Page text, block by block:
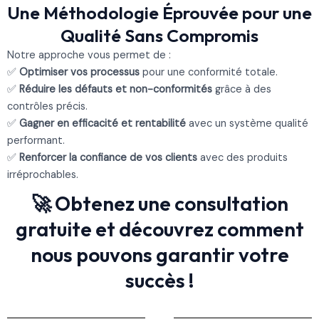
Une Méthodologie Éprouvée pour une
Qualité Sans Compromis
Notre approche vous permet de :
Optimiser vos processus pour une conformité totale.
Réduire les défauts et non-conformités grâce à des
contrôles précis.
Gagner en efficacité et rentabilité avec un système qualité
performant.
Renforcer la confiance de vos clients avec des produits
irréprochables.
Obtenez une consultation
gratuite et découvrez comment
nous pouvons garantir votre
succès !